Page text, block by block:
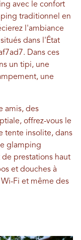
avec le confort
traditionnel en
l'ambiance
dans l'État
Dans ces
un tipi, une
une
amis, des
offrez-vous le
tente insolite, dans
glamping
prestations haut
et douches à
Fi et même des